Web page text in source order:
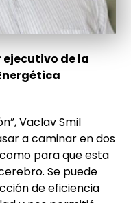
de la
Vaclav Smil
a caminar en dos
para que esta
Se puede
de eficiencia